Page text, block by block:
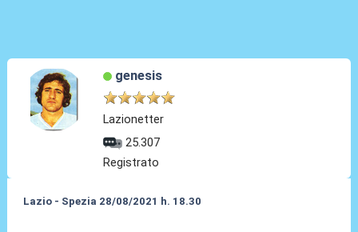
genesis
Lazionetter
25.307
Registrato
Lazio - Spezia 28/08/2021 h. 18.30